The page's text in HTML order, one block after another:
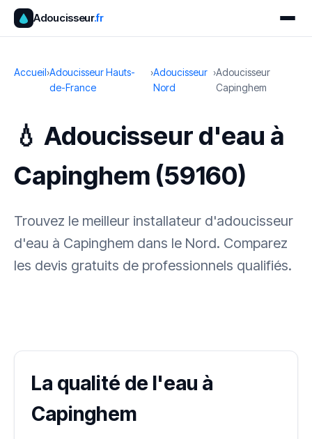
Adoucisseur.fr
Accueil›Adoucisseur Hauts-
de-France
›Adoucisseur
Nord
›Adoucisseur
Capinghem
💧 Adoucisseur d'eau à
Capinghem (59160)
Trouvez le meilleur installateur d'adoucisseur
d'eau à Capinghem dans le Nord. Comparez
les devis gratuits de professionnels qualifiés.
La qualité de l'eau à
Capinghem